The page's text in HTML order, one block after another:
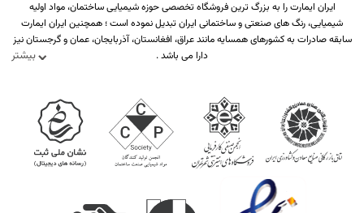
بیشتر
ایران ایمارت را به بزرگ ترین فروشگاه تخصصی حوزه شیمیایی ساختمان، مواد اولیه
شیمیایی، رنگ های صنعتی و ساختمانی ایران تبدیل نموده است ؛ همچنین ایران ایمارت
سابقه صادرات به کشورهای همسایه مانند عراق، افغانستان، آذربایجان، عمان و گرجستان نیز
دارا می باشد .